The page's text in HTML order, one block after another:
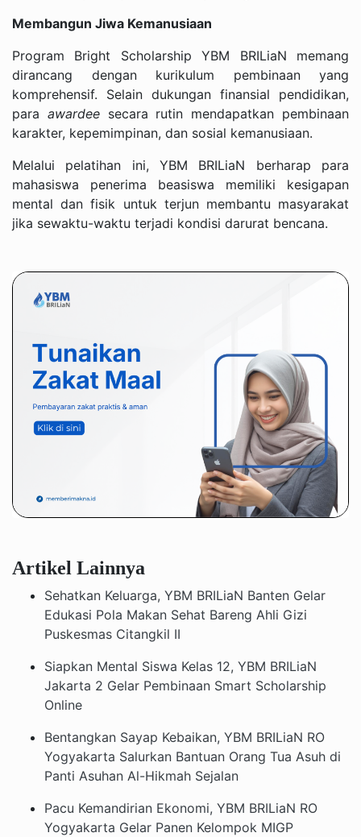
Membangun Jiwa Kemanusiaan
Program Bright Scholarship YBM BRILiaN memang
dirancang dengan kurikulum pembinaan yang
komprehensif. Selain dukungan finansial pendidikan,
para awardeesecara rutin mendapatkan pembinaan
karakter, kepemimpinan, dan sosial kemanusiaan.
Melalui pelatihan ini, YBM BRILiaN berharap para
mahasiswa penerima beasiswa memiliki kesigapan
mental dan fisik untuk terjun membantu masyarakat
jika sewaktu-waktu terjadi kondisi darurat bencana.
Artikel Lainnya
Sehatkan Keluarga, YBM BRILiaN Banten Gelar
Edukasi Pola Makan Sehat Bareng Ahli Gizi
Puskesmas Citangkil II
Siapkan Mental Siswa Kelas 12, YBM BRILiaN
Jakarta 2 Gelar Pembinaan Smart Scholarship
Online
Bentangkan Sayap Kebaikan, YBM BRILiaN RO
Yogyakarta Salurkan Bantuan Orang Tua Asuh di
Panti Asuhan Al-Hikmah Sejalan
Pacu Kemandirian Ekonomi, YBM BRILiaN RO
Yogyakarta Gelar Panen Kelompok MIGP